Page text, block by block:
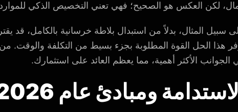
لكن العكس هو الصحيح؛ فهي تعني التخصيص الذكي
هذا الحل القوة المطلوبة بجزء بسيط من التكلفة والوقت. من
الجوانب الأكثر أهمية، مما يعظم العائد على استثمارك.
ومبادئ عام 2026